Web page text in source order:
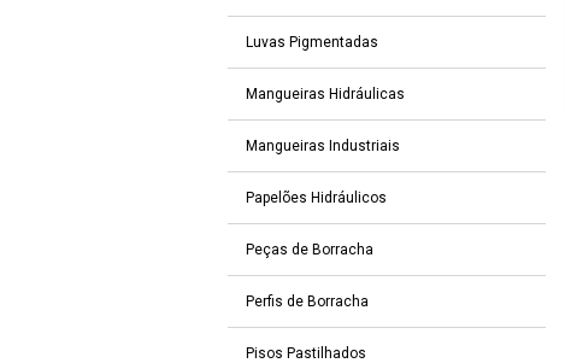
Luvas Pigmentadas
Mangueiras Hidráulicas
Mangueiras Industriais
Papelões Hidráulicos
Peças de Borracha
Perfis de Borracha
Pisos Pastilhados